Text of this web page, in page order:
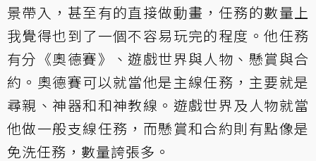
景帶入，甚至有的直接做動畫，任務的數量上
我覺得也到了一個不容易玩完的程度。他任務
有分《奧德賽》、遊戲世界與人物、懸賞與合
約。奧德賽可以就當他是主線任務，主要就是
尋親、神器和和神教線。遊戲世界及人物就當
他做一般支線任務，而懸賞和合約則有點像是
免洗任務，數量誇張多。